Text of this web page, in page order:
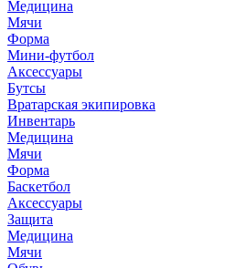
Медицина
Мячи
Форма
Мини-футбол
Аксессуары
Бутсы
Вратарская экипировка
Инвентарь
Медицина
Мячи
Форма
Баскетбол
Аксессуары
Защита
Медицина
Мячи